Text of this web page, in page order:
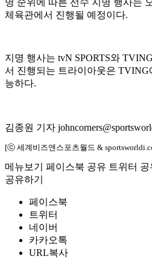
명 순위에 따른 선수 지명 행사는
체육관에서 진행될 예정이다.
지명 행사는 tvN SPORTS와
서 진행되는 트라이아웃은
능하다.
김종원 기자
[ⓒ 세계비즈앤스포츠월드 &
메뉴보기 페이스북 공유 트위터 공
공유하기
페이스북
트위터
네이버
카카오톡
URL복사